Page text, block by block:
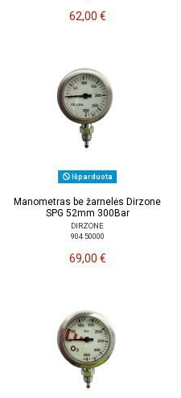
62,00 €
Išparduota
Manometras be žarnelės Dirzone
SPG 52mm 300Bar
DIRZONE
904 50000
69,00 €